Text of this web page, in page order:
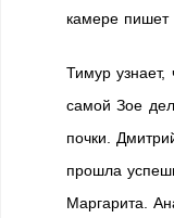
камере пишет
Тимур
самой Зое
почки.
прошла
Маргарита.